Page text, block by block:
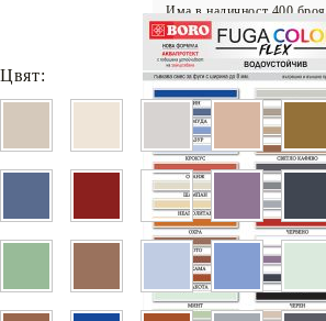
Има в наличност 400броя
Цвят: